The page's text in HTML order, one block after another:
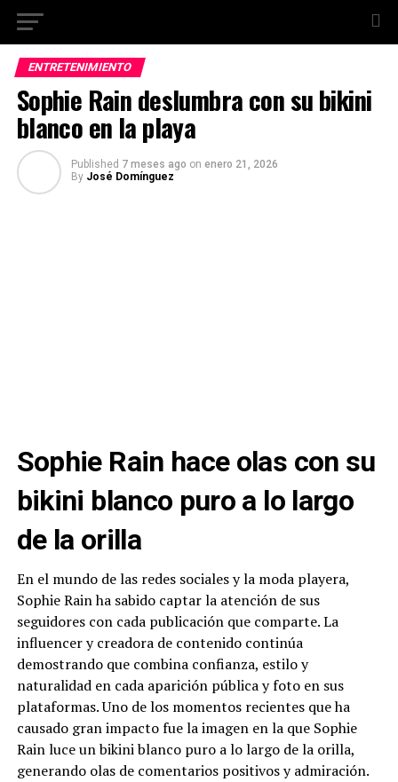
ENTRETENIMIENTO
Sophie Rain deslumbra con su bikini
blanco en la playa
Published 7 meses ago on enero 21, 2026
By José Domínguez
Sophie Rain hace olas con su
bikini blanco puro a lo largo
de la orilla
En el mundo de las redes sociales y la moda playera,
Sophie Rain ha sabido captar la atención de sus
seguidores con cada publicación que comparte. La
influencer y creadora de contenido continúa
demostrando que combina confianza, estilo y
naturalidad en cada aparición pública y foto en sus
plataformas. Uno de los momentos recientes que ha
causado gran impacto fue la imagen en la que Sophie
Rain luce un bikini blanco puro a lo largo de la orilla,
generando olas de comentarios positivos y admiración.